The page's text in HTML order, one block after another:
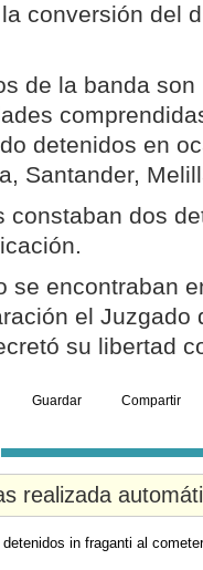
conversión del
de la banda son
detenidos en
Santander,
constaban dos
se encontraban
el Juzgado
su libertad
Guardar Compartir
realizada
detenidos in fraganti al